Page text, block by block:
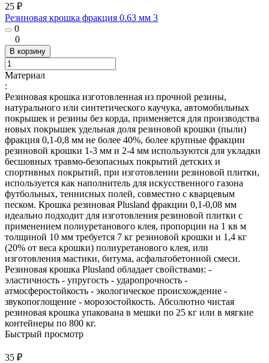
25 ₽
Резиновая крошка фракция 0.63 мм 3
0
0
В корзину
Материал
:
Резиновая крошка изготовленная из прочной резины,
натурального или синтетического каучука, автомобильных
покрышек и резины без корда, применяется для производства
новых покрышек удельная доля резиновой крошки (пыли)
фракция 0,1-0,8 мм не более 40%, более крупные фракции
резиновой крошки 1-3 мм и 2-4 мм используются для укладки
бесшовных травмо-безопасных покрытий детских и
спортивных покрытий, при изготовлении резиновой плитки,
используется как наполнитель для искусственного газона
футбольных, теннисных полей, совместно с кварцевым
песком. Крошка резиновая Plusland фракции 0,1-0,08 мм
идеально подходит для изготовления резиновой плитки с
применением полиуретанового клея, пропорции на 1 кв м
толщиной 10 мм требуется 7 кг резиновой крошки и 1,4 кг
(20% от веса крошки) полиуретанового клея, или
изготовления мастики, битума, асфальтобетонной смеси.
Резиновая крошка Plusland обладает свойствами: -
эластичность - упругость - ударопрочность -
атмосферостойкость - экологическое происхождение -
звукопоглощение - морозостойкость. Абсолютно чистая
резиновая крошка упакована в мешки по 25 кг или в мягкие
контейнеры по 800 кг.
Быстрый просмотр
35 ₽